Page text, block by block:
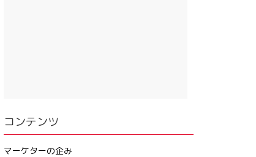
コンテンツ
マーケターの企み